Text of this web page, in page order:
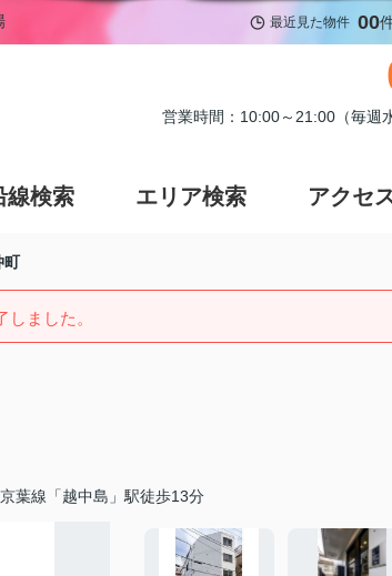
最近見た物件 00
営業時間：10:00～21:00（毎週
線検索 エリア検索 アクセ
町
ました。
京葉線「越中島」駅徒歩13分